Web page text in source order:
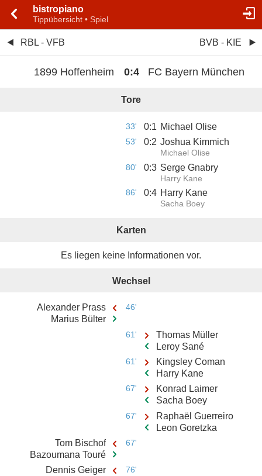
bistropiano
Tippübersicht • Spiel
RBL - VFB BVB - KIE
1899 Hoffenheim 0:4 FC Bayern München
Tore
33' 0:1 Michael Olise
53' 0:2 Joshua Kimmich
Michael Olise
80' 0:3 Serge Gnabry
Harry Kane
86' 0:4 Harry Kane
Sacha Boey
Karten
Es liegen keine Informationen vor.
Wechsel
Alexander Prass
Marius Bülter
46'
61'
Thomas Müller
Leroy Sané
61'
Kingsley Coman
Harry Kane
67'
Konrad Laimer
Sacha Boey
67'
Raphaël Guerreiro
Leon Goretzka
Tom Bischof
Bazoumana Touré
67'
Dennis Geiger
76'